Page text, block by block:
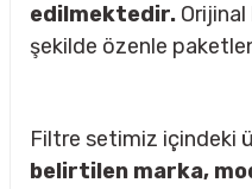
Ürünleri
edilmektedir. Orijinal
şekilde özenle
Filtre setimiz içindeki
belirtilen marka,